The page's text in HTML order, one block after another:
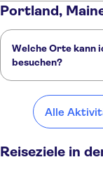
Portland,
Welche Orte kann
besuchen?
Maine:
Salem
Alle
Reiseziele in